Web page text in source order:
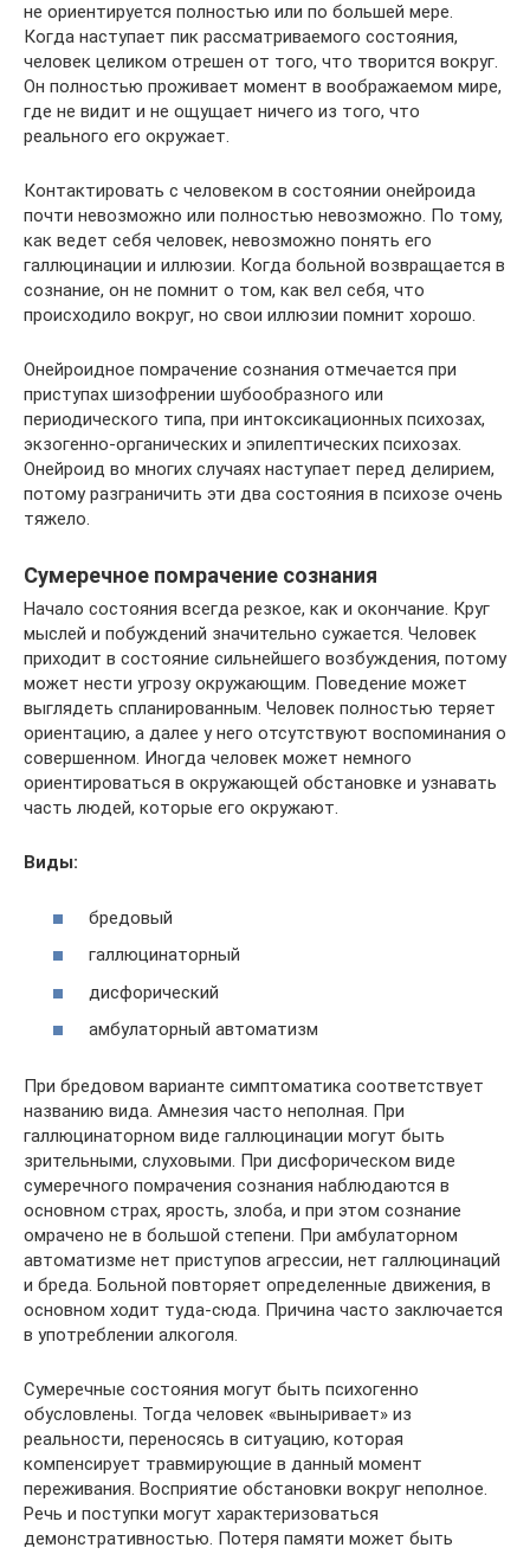
не ориентируется полностью или по большей мере.
Когда наступает пик рассматриваемого состояния,
человек целиком отрешен от того, что творится вокруг.
Он полностью проживает момент в воображаемом мире,
где не видит и не ощущает ничего из того, что
реального его окружает.
Контактировать с человеком в состоянии онейроида
почти невозможно или полностью невозможно. По тому,
как ведет себя человек, невозможно понять его
галлюцинации и иллюзии. Когда больной возвращается в
сознание, он не помнит о том, как вел себя, что
происходило вокруг, но свои иллюзии помнит хорошо.
Онейроидное помрачение сознания отмечается при
приступах шизофрении шубообразного или
периодического типа, при интоксикационных психозах,
экзогенно-органических и эпилептических психозах.
Онейроид во многих случаях наступает перед делирием,
потому разграничить эти два состояния в психозе очень
тяжело.
Сумеречное помрачение сознания
Начало состояния всегда резкое, как и окончание. Круг
мыслей и побуждений значительно сужается. Человек
приходит в состояние сильнейшего возбуждения, потому
может нести угрозу окружающим. Поведение может
выглядеть спланированным. Человек полностью теряет
ориентацию, а далее у него отсутствуют воспоминания о
совершенном. Иногда человек может немного
ориентироваться в окружающей обстановке и узнавать
часть людей, которые его окружают.
Виды:
бредовый
галлюцинаторный
дисфорический
амбулаторный автоматизм
При бредовом варианте симптоматика соответствует
названию вида. Амнезия часто неполная. При
галлюцинаторном виде галлюцинации могут быть
зрительными, слуховыми. При дисфорическом виде
сумеречного помрачения сознания наблюдаются в
основном страх, ярость, злоба, и при этом сознание
омрачено не в большой степени. При амбулаторном
автоматизме нет приступов агрессии, нет галлюцинаций
и бреда. Больной повторяет определенные движения, в
основном ходит туда-сюда. Причина часто заключается
в употреблении алкоголя.
Сумеречные состояния могут быть психогенно
обусловлены. Тогда человек «выныривает» из
реальности, переносясь в ситуацию, которая
компенсирует травмирующие в данный момент
переживания. Восприятие обстановки вокруг неполное.
Речь и поступки могут характеризоваться
демонстративностью. Потеря памяти может быть